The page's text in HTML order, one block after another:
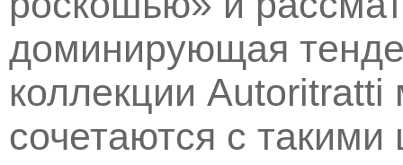
доминирующая
коллекции
сочетаются с